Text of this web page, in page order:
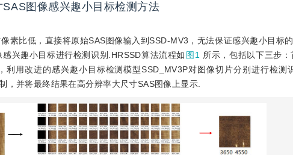
图像感兴趣小目标检测方法
素比低，直接将原始SAS图像输入到SSD-MV3，无法保证感兴趣小目标
兴趣小目标进行检测识别.HRSSD算法流程如 图1 所示，包括以下三步
利用改进的感兴趣小目标检测模型SSD_MV3P对图像切片分别进行检测
，并将最终结果在高分辨率大尺寸SAS图像上显示.